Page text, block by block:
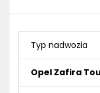
Typ nadwozia
Opel Zafira